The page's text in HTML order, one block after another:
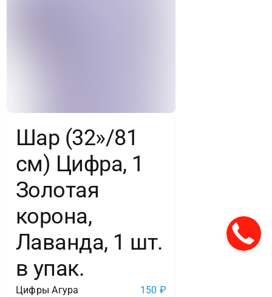
Шар (32»/81
см) Цифра, 1
Золотая
корона,
Лаванда, 1 шт.
в упак.
Цифры Агура 150 ₽